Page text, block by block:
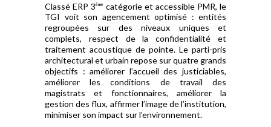
Classé ERP 3ème
catégorie et accessible PMR, le
TGI voit son agencement optimisé : entités
regroupées sur des niveaux uniques et
complets, respect de la confidentialité et
traitement acoustique de pointe. Le parti-pris
architectural et urbain repose sur quatre grands
objectifs : améliorer l’accueil des justiciables,
améliorer les conditions de travail des
magistrats et fonctionnaires, améliorer la
gestion des flux, affirmer l’image de l’institution,
minimiser son impact sur l’environnement.